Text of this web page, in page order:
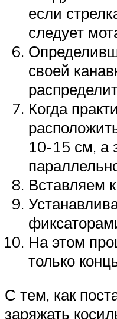
если
следует
своей
Когда
10-15 см, а
Вставляем
На этом
только
С тем, как
заряжать